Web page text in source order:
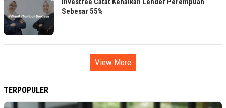
Sebesar 55%
View More
TERPOPULER